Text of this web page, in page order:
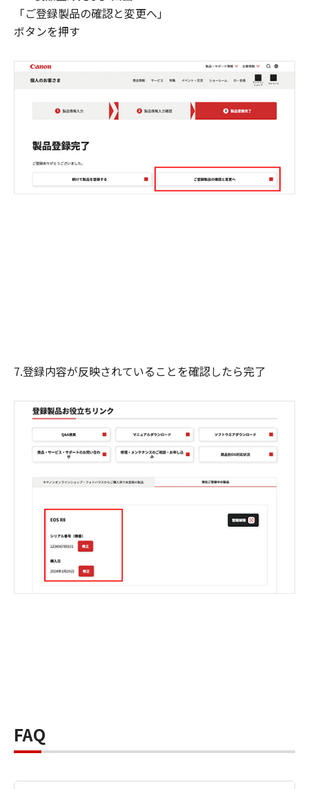
「ご登録製品の確認と変更へ」
ボタンを押す
7.登録内容が反映されていることを確認したら完了
FAQ